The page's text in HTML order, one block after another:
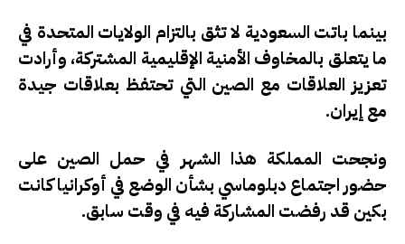
بينما باتت السعودية لا تثق بالتزام الولايات المتحدة في
ما يتعلق بالمخاوف الأمنية الإقليمية المشتركة، وأرادت
تعزيز العلاقات مع الصين التي تحتفظ بعلاقات جيدة
مع إيران.
ونجحت المملكة هذا الشهر في حمل الصين على
حضور اجتماع دبلوماسي بشأن الوضع في أوكرانيا كانت
بكين قد رفضت المشاركة فيه في وقت سابق.